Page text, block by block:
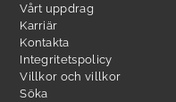
Vårt uppdrag
Karriär
Kontakta
Integritetspolicy
Villkor och villkor
Söka